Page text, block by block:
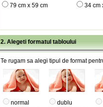
79 cm x 59 cm
34 cm
2. Alegeti formatul tabloului
Te rugam sa alegi tipul de format
normal dublu